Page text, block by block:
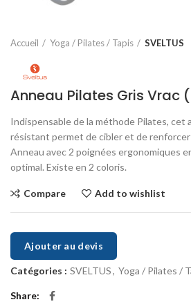
Accueil Yoga / Pilates / Tapis SVELTUS
Anneau Pilates Gris Vrac
Indispensable de la méthode Pilates, cet
résistant permet de cibler et de
Anneau avec 2 poignées ergonomiques
­optimal. Existe en 2 coloris.
Compare Add to wishlist
Ajouter au devis
Catégories : SVELTUS, Yoga / Pilates /
Share